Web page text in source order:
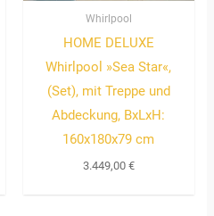
Whirlpool
HOME DELUXE
Whirlpool »Sea Star«,
(Set), mit Treppe und
Abdeckung, BxLxH:
160x180x79 cm
3.449,00 €